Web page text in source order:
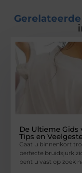
De Ultieme
Tips en
Gaat u binnenkort
perfecte bruidsjurk
bent u vast op zoek